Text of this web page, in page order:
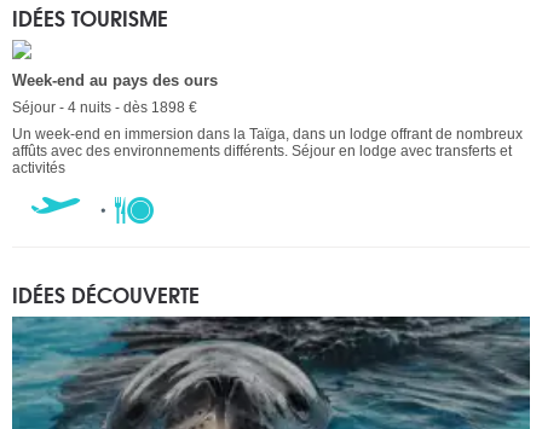
IDÉES TOURISME
Week-end au pays des ours
Séjour - 4 nuits - dès 1898 €
Un week-end en immersion dans la Taïga, dans un lodge offrant de nombreux
affûts avec des environnements différents. Séjour en lodge avec transferts et
activités
IDÉES DÉCOUVERTE